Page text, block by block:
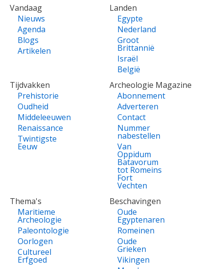
VOET
Vandaag
Nieuws
Agenda
Blogs
Artikelen
Landen
Egypte
Nederland
Groot
Brittannië
Israël
België
Tijdvakken
Prehistorie
Oudheid
Middeleeuwen
Renaissance
Twintigste
Eeuw
Archeologie Magazine
Abonnement
Adverteren
Contact
Nummer
nabestellen
Van
Oppidum
Batavorum
tot Romeins
Fort
Vechten
Thema's
Maritieme
Archeologie
Paleontologie
Oorlogen
Cultureel
Erfgoed
Beschavingen
Oude
Egyptenaren
Romeinen
Oude
Grieken
Vikingen